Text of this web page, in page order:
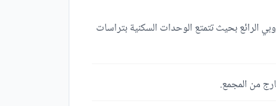
الرائع بحيث تتمتع الوحدات السكنية بتراسات
من المجمع.